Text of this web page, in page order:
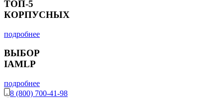
ТОП-5
КОРПУСНЫХ
подробнее
ВЫБОР
IAMLP
подробнее
8 (800) 700-41-98